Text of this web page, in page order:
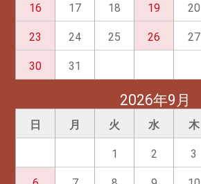
16 17 18 19 20
23 24 25 26 27
30 31
2026年9月
日 月 火 水 木
1 2 3